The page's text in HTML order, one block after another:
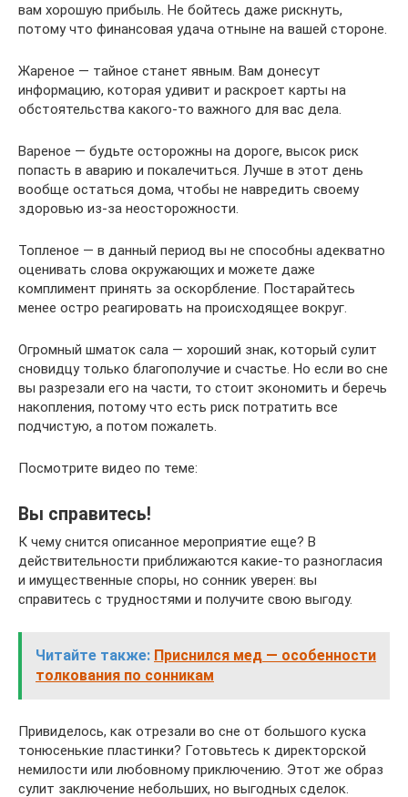
вам хорошую прибыль. Не бойтесь даже рискнуть,
потому что финансовая удача отныне на вашей стороне.
Жареное — тайное станет явным. Вам донесут
информацию, которая удивит и раскроет карты на
обстоятельства какого-то важного для вас дела.
Вареное — будьте осторожны на дороге, высок риск
попасть в аварию и покалечиться. Лучше в этот день
вообще остаться дома, чтобы не навредить своему
здоровью из-за неосторожности.
Топленое — в данный период вы не способны адекватно
оценивать слова окружающих и можете даже
комплимент принять за оскорбление. Постарайтесь
менее остро реагировать на происходящее вокруг.
Огромный шматок сала — хороший знак, который сулит
сновидцу только благополучие и счастье. Но если во сне
вы разрезали его на части, то стоит экономить и беречь
накопления, потому что есть риск потратить все
подчистую, а потом пожалеть.
Посмотрите видео по теме:
Вы справитесь!
К чему снится описанное мероприятие еще? В
действительности приближаются какие-то разногласия
и имущественные споры, но сонник уверен: вы
справитесь с трудностями и получите свою выгоду.
Читайте также: Приснился мед — особенности
толкования по сонникам
Привиделось, как отрезали во сне от большого куска
тонюсенькие пластинки? Готовьтесь к директорской
немилости или любовному приключению. Этот же образ
сулит заключение небольших, но выгодных сделок.